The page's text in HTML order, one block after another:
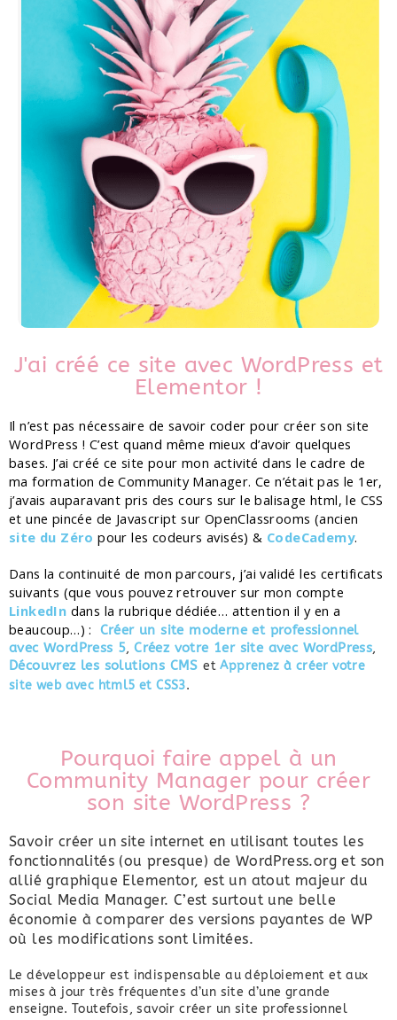
J'ai créé ce site avec WordPress et
Elementor !
Il n’est pas nécessaire de savoir coder pour créer son site
WordPress ! C’est quand même mieux d’avoir quelques
bases. J’ai créé ce site pour mon activité dans le cadre de
ma formation de Community Manager. Ce n’était pas le 1er,
j’avais auparavant pris des cours sur le balisage html, le CSS
site du Zéro pour les codeurs avisés) & CodeCademy.
Dans la continuité de mon parcours, j’ai validé les certificats
LinkedIn dans la rubrique dédiée… attention il y en a
beaucoup…) :
Créer un site moderne et professionnel
avec WordPress 5,Créez votre 1er site avec WordPress,
Découvrez les solutions CMS etApprenez à créer votre
site web avec html5 et CSS3.
Pourquoi faire appel à un
Community Manager pour créer
son site WordPress ?
Savoir créer un site internet en utilisant toutes les
fonctionnalités (ou presque) de WordPress.org et son
allié graphique Elementor, est un atout majeur du
Social Media Manager. C’est surtout une belle
économie à comparer des versions payantes de WP
où les modifications sont limitées.
Le développeur est indispensable au déploiement et aux
mises à jour très fréquentes d’un site d’une grande
enseigne. Toutefois, savoir créer un site professionnel